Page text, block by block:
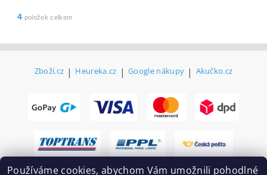
4 položek celkem
Zboží.cz | Heureka.cz | Google nákupy | Akučko.cz
Používáme cookies, abychom Vám umožnili pohodlné